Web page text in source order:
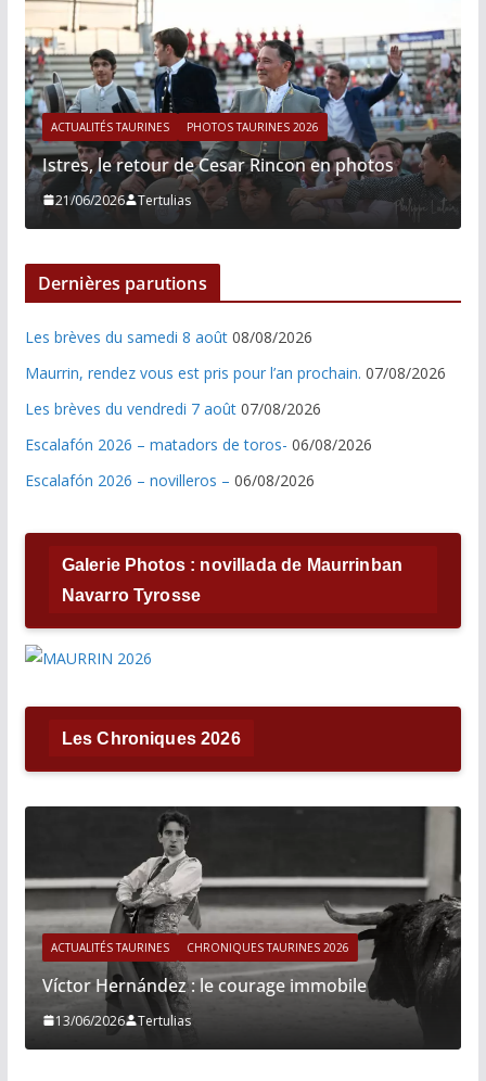
ACTUALITÉS TAURINES PHOTOS TAURINES 2026
Istres, le retour de Cesar Rincon en photos
21/06/2026 Tertulias
Dernières parutions
Les brèves du samedi 8 août 08/08/2026
Maurrin, rendez vous est pris pour l’an prochain. 07/08/2026
Les brèves du vendredi 7 août 07/08/2026
Escalafón 2026 – matadors de toros- 06/08/2026
Escalafón 2026 – novilleros – 06/08/2026
Galerie Photos : novillada de Maurrinban
Navarro Tyrosse
Les Chroniques 2026
ACTUALITÉS TAURINES CHRONIQUES TAURINES 2026
Víctor Hernández : le courage immobile
13/06/2026 Tertulias